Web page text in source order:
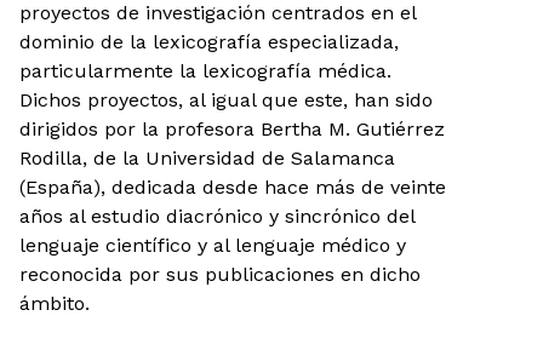
proyectos de investigación centrados en el
dominio de la lexicografía especializada,
particularmente la lexicografía médica.
Dichos proyectos, al igual que este, han sido
dirigidos por la profesora Bertha M. Gutiérrez
Rodilla, de la Universidad de Salamanca
(España), dedicada desde hace más de veinte
años al estudio diacrónico y sincrónico del
lenguaje científico y al lenguaje médico y
reconocida por sus publicaciones en dicho
ámbito.